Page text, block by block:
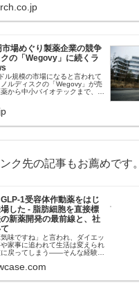
場めぐり製薬企業の競争
の「Wegovy」に続くラ
ル規模の市場になると言われて
ルディスクの「Wegovy」が売
から中小バイオテックまで、ラ
ク先の記事もお薦めです。
1受容体作動薬をはじ
した - 脂肪細胞を直接標
新薬開発の最前線と、社
味ですね」と言われ、ダイエッ
家事に追われて生活は変えられ
に戻ってしまう――そんな経験は
...